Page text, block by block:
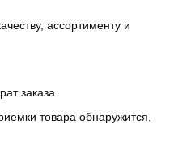
ассортименту и
заказа.
товара обнаружится,